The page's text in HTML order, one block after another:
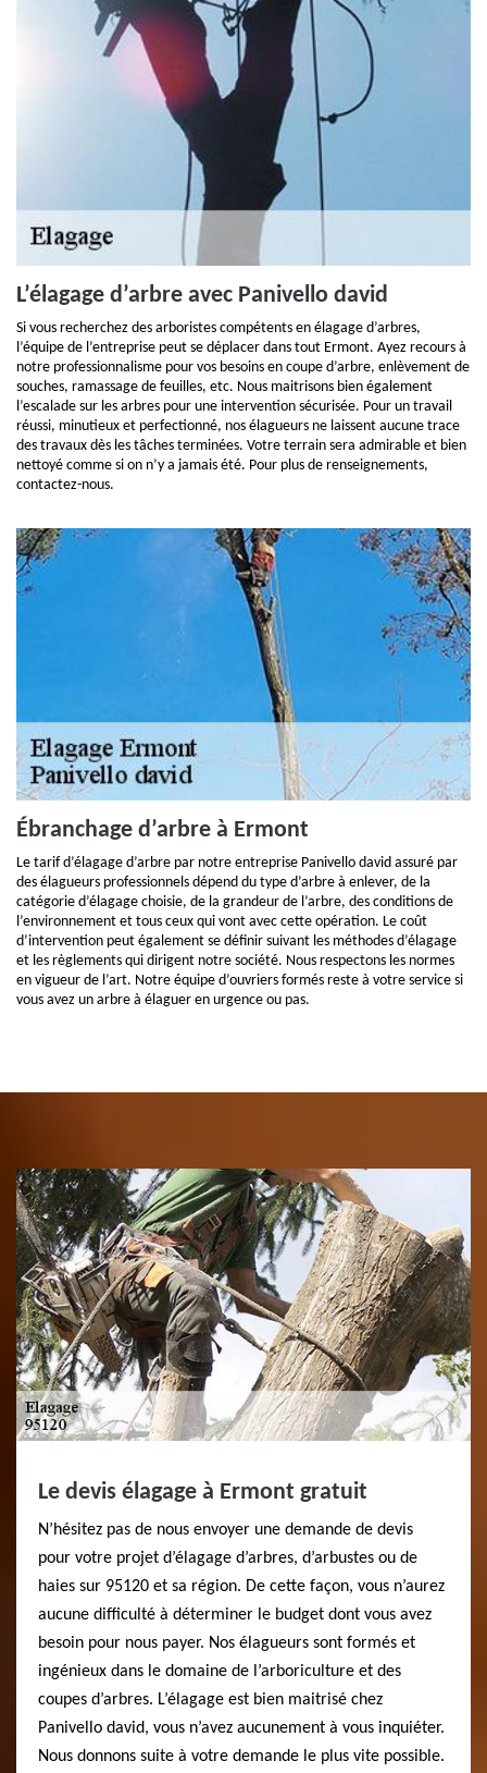
L’élagage d’arbre avec Panivello david
Si vous recherchez des arboristes compétents en élagage d’arbres,
l’équipe de l’entreprise peut se déplacer dans tout Ermont. Ayez recours à
notre professionnalisme pour vos besoins en coupe d’arbre, enlèvement de
souches, ramassage de feuilles, etc. Nous maitrisons bien également
l’escalade sur les arbres pour une intervention sécurisée. Pour un travail
réussi, minutieux et perfectionné, nos élagueurs ne laissent aucune trace
des travaux dès les tâches terminées. Votre terrain sera admirable et bien
nettoyé comme si on n’y a jamais été. Pour plus de renseignements,
contactez-nous.
Ébranchage d’arbre à Ermont
Le tarif d’élagage d’arbre par notre entreprise Panivello david assuré par
des élagueurs professionnels dépend du type d’arbre à enlever, de la
catégorie d’élagage choisie, de la grandeur de l’arbre, des conditions de
l’environnement et tous ceux qui vont avec cette opération. Le coût
d’intervention peut également se définir suivant les méthodes d’élagage
et les règlements qui dirigent notre société. Nous respectons les normes
en vigueur de l’art. Notre équipe d’ouvriers formés reste à votre service si
vous avez un arbre à élaguer en urgence ou pas.
Le devis élagage à Ermont gratuit
N’hésitez pas de nous envoyer une demande de devis
pour votre projet d’élagage d’arbres, d’arbustes ou de
haies sur 95120 et sa région. De cette façon, vous n’aurez
aucune difficulté à déterminer le budget dont vous avez
besoin pour nous payer. Nos élagueurs sont formés et
ingénieux dans le domaine de l’arboriculture et des
coupes d’arbres. L’élagage est bien maitrisé chez
Panivello david, vous n’avez aucunement à vous inquiéter.
Nous donnons suite à votre demande le plus vite possible.